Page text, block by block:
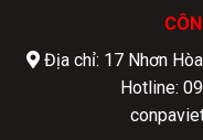
Địa chỉ: 17 Nhơn
Hotline: